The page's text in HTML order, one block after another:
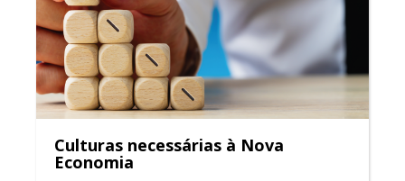
Culturas necessárias à Nova
Economia